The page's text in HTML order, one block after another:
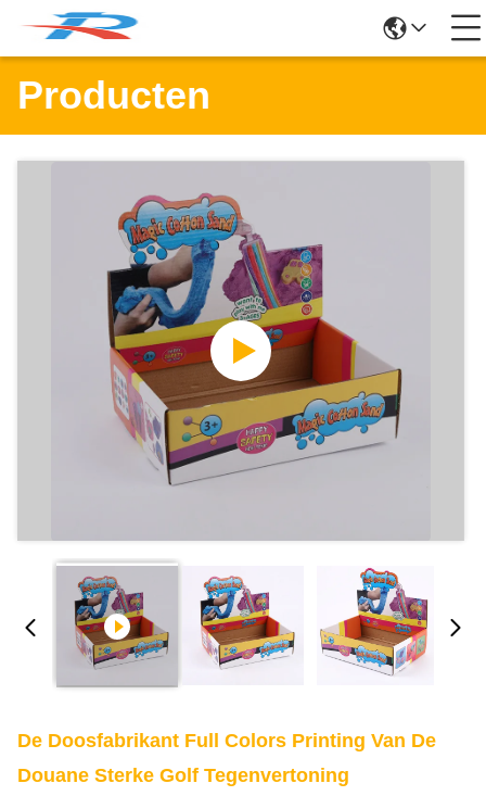
Producten
De Doosfabrikant Full Colors Printing Van De
Douane Sterke Golf Tegenvertoning